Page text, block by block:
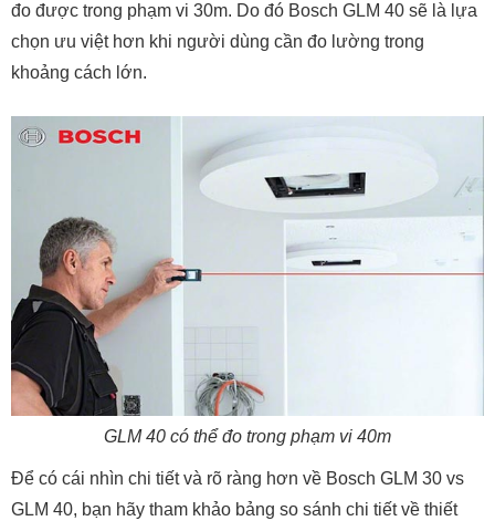
đo được trong phạm vi 30m. Do đó Bosch GLM 40 sẽ là lựa
chọn ưu việt hơn khi người dùng cần đo lường trong
khoảng cách lớn.
GLM 40 có thể đo trong phạm vi 40m
Để có cái nhìn chi tiết và rõ ràng hơn về Bosch GLM 30 vs
GLM 40, bạn hãy tham khảo bảng so sánh chi tiết về thiết